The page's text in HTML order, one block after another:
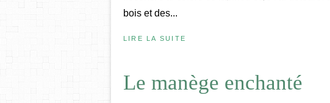
bois et des...
LIRE LA SUITE
Le manège enchanté